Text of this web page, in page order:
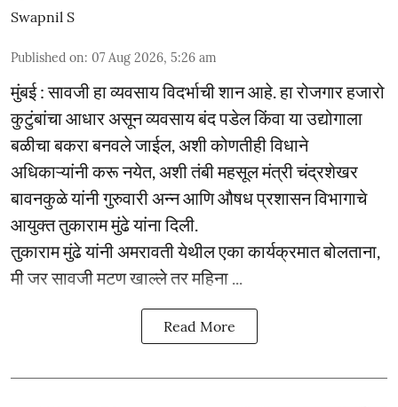
Swapnil S
Published on: 07 Aug 2026, 5:26 am
मुंबई : सावजी हा व्यवसाय विदर्भाची शान आहे. हा रोजगार हजारो
कुटुंबांचा आधार असून व्यवसाय बंद पडेल किंवा या उद्योगाला
बळीचा बकरा बनवले जाईल, अशी कोणतीही विधाने
अधिकाऱ्यांनी करू नयेत, अशी तंबी महसूल मंत्री चंद्रशेखर
बावनकुळे यांनी गुरुवारी अन्न आणि औषध प्रशासन विभागाचे
आयुक्त तुकाराम मुंढे यांना दिली.
तुकाराम मुंढे यांनी अमरावती येथील एका कार्यक्रमात बोलताना,
मी जर सावजी मटण खाल्ले तर महिना ...
Read More